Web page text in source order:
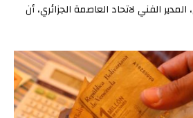
الفني لاتحاد العاصمة الجزائري، أن